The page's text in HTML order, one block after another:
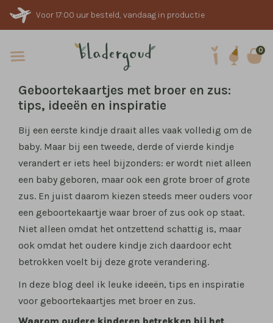
Voor 17:00 uur besteld, vandaag in productie
0
Geboortekaartjes met broer en zus:
tips, ideeën en inspiratie
Bij een eerste kindje draait alles vaak volledig om de
baby. Maar bij een tweede, derde of vierde kindje
verandert er iets heel bijzonders: er wordt niet alleen
een baby geboren, maar ook een grote broer of grote
zus. En juist daarom kiezen steeds meer ouders voor
een geboortekaartje waar broer of zus ook op staat.
Niet alleen omdat het ontzettend schattig is, maar
ook omdat het oudere kindje zich daardoor echt
betrokken voelt bij deze grote verandering.
In deze blog deel ik leuke ideeën, tips en inspiratie
voor geboortekaartjes met broer en zus.